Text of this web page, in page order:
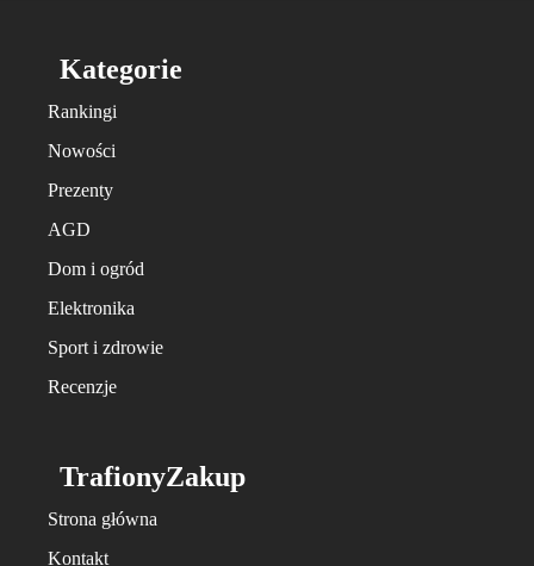
Kategorie
Rankingi
Nowości
Prezenty
AGD
Dom i ogród
Elektronika
Sport i zdrowie
Recenzje
TrafionyZakup
Strona główna
Kontakt